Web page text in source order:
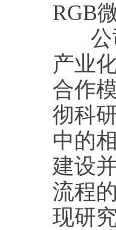
RGB
公司
产业
合作
彻科
中的
建设
流程
现研